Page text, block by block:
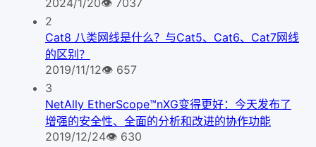
2024/1/20👁 7037
2
Cat8 八类网线是什么？与Cat5、Cat6、Cat7网线
的区别？
2019/11/12👁 657
3
NetAlly EtherScope™nXG变得更好：今天发布了
增强的安全性、全面的分析和改进的协作功能
2019/12/24👁 630